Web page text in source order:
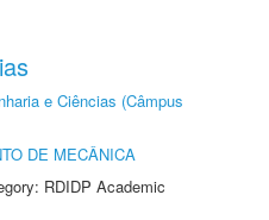
e Ciências (Câmpus
DE MECÂNICA
RDIDP Academic